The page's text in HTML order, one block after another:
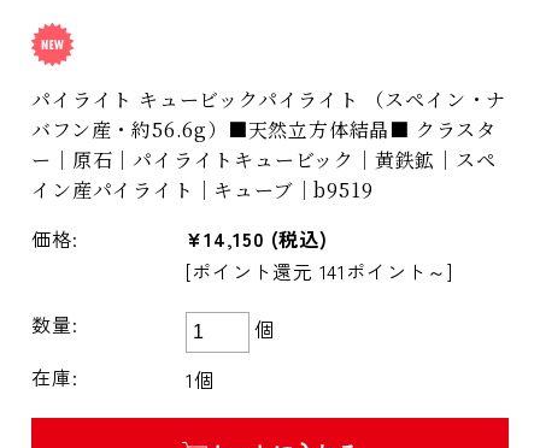
パイライト キュービックパイライト （スペイン・ナ
バフン産・約56.6g）■天然立方体結晶■ クラスタ
ー｜原石｜パイライトキュービック｜黄鉄鉱｜スペ
イン産パイライト｜キューブ｜b9519
価格: ¥14,150 (税込)
[ポイント還元 141ポイント～]
数量:
個
在庫:
1個